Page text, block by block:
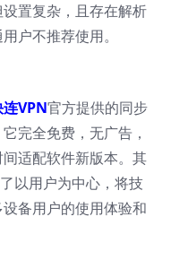
置复杂，且存在解析
户不推荐使用。
VPN官方提供的同步
完全免费，无广告，
适配软件新版本。其
以用户为中心，将技
备用户的使用体验和